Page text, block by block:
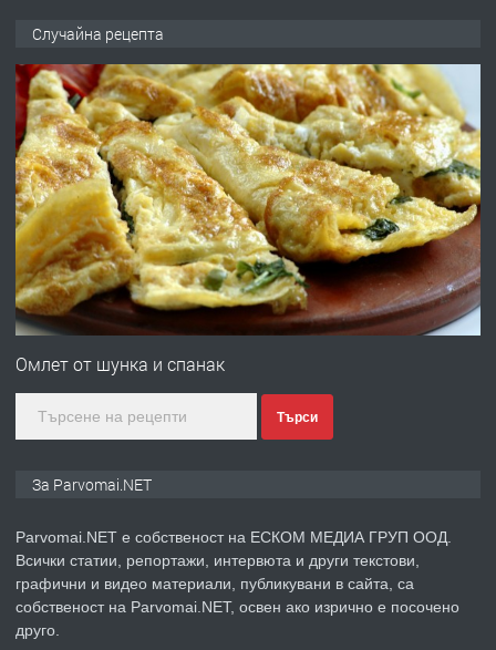
преди 1 година
ПРЕДЛАГА Работа за общи работници
преди 1 година
ПРЕДЛАГА
Първи поход "По стъпките на Ангел
преди 1 година
ПРЕДЛАГА Уроци по Математика
Случайна рецепта
Омлет от шунка и спанак
Търси
За Parvomai.NET
Parvomai.NET е собственост на ЕСКОМ МЕДИА ГРУП ООД.
Всички статии, репортажи, интервюта и други текстови,
графични и видео материали, публикувани в сайта, са
собственост на Parvomai.NET, освен ако изрично е посочено
друго.